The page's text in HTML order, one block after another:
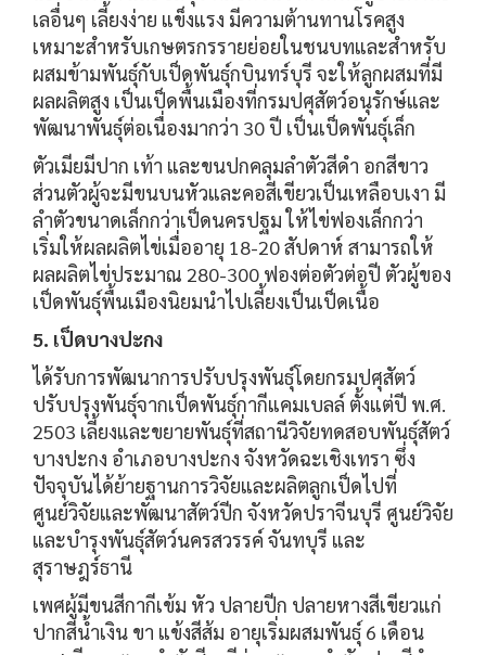
เลอื่นๆ เลี้ยงง่าย แข็งแรง มีความต้านทานโรคสูง
เหมาะสำหรับเกษตรกรรายย่อยในชนบทและสำหรับ
ผสมข้ามพันธุ์กับเป็ดพันธุ์กบินทร์บุรี จะให้ลูกผสมที่มี
ผลผลิตสูง เป็นเป็ดพื้นเมืองที่กรมปศุสัตว์อนุรักษ์และ
พัฒนาพันธุ์ต่อเนื่องมากว่า 30 ปี เป็นเป็ดพันธุ์เล็ก
ตัวเมียมีปาก เท้า และขนปกคลุมลำตัวสีดำ อกสีขาว
ส่วนตัวผู้จะมีขนบนหัวและคอสีเขียวเป็นเหลือบเงา มี
ลำตัวขนาดเล็กกว่าเป็ดนครปฐม ให้ไข่ฟองเล็กกว่า
เริ่มให้ผลผลิตไข่เมื่ออายุ 18-20 สัปดาห์ สามารถให้
ผลผลิตไข่ประมาณ 280-300 ฟองต่อตัวต่อปี ตัวผู้ของ
เป็ดพันธุ์พื้นเมืองนิยมนำไปเลี้ยงเป็นเป็ดเนื้อ
5. เป็ดบางปะกง
ได้รับการพัฒนาการปรับปรุงพันธุ์โดยกรมปศุสัตว์
ปรับปรุงพันธุ์จากเป็ดพันธุ์กากีแคมเบลล์ ตั้งแต่ปี พ.ศ.
2503 เลี้ยงและขยายพันธุ์ที่สถานีวิจัยทดสอบพันธุ์สัตว์
บางปะกง อำเภอบางปะกง จังหวัดฉะเชิงเทรา ซึ่ง
ปัจจุบันได้ย้ายฐานการวิจัยและผลิตลูกเป็ดไปที่
ศูนย์วิจัยและพัฒนาสัตว์ปีก จังหวัดปราจีนบุรี ศูนย์วิจัย
และบำรุงพันธุ์สัตว์นครสวรรค์ จันทบุรี และ
สุราษฎร์ธานี
เพศผู้มีขนสีกากีเข้ม หัว ปลายปีก ปลายหางสีเขียวแก่
ปากสีน้ำเงิน ขา แข้งสีส้ม อายุเริ่มผสมพันธุ์ 6 เดือน